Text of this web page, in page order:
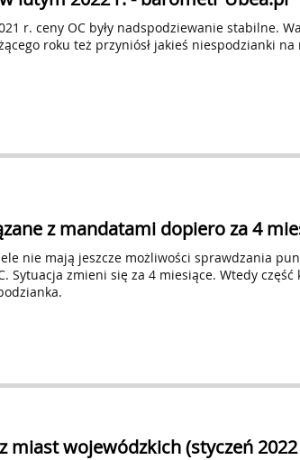
r. ceny OC były nadspodziewanie stabilne.
roku też przyniósł jakieś niespodzianki na
z mandatami dopiero za 4
nie mają jeszcze możliwości sprawdzania
Sytuacja zmieni się za 4 miesiące. Wtedy część
miast wojewódzkich (styczeń
Adres E-mail *
Zasięg*
Wyrażam zgodę na
w Bielsku-Białej przy
nowych notkach
informacji związanych
. Zgoda
odpowiedni link